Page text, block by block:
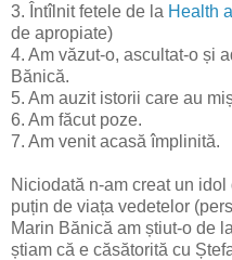
3. Întîlnit fetele de la Health
de apropiate)
4. Am văzut-o, ascultat-o și
Bănică.
5. Am auzit istorii care au
6. Am făcut poze.
7. Am venit acasă împlinită.
Niciodată n-am creat un
puțin de viața vedetelor
Marin Bănică am știut-o de
știam că e căsătorită cu